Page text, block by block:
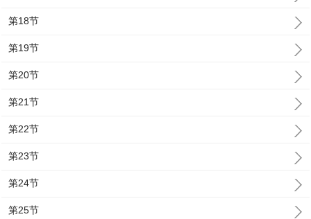
第18节
第19节
第20节
第21节
第22节
第23节
第24节
第25节